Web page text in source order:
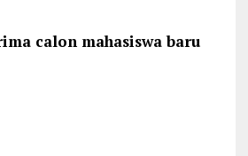
calon mahasiswa baru